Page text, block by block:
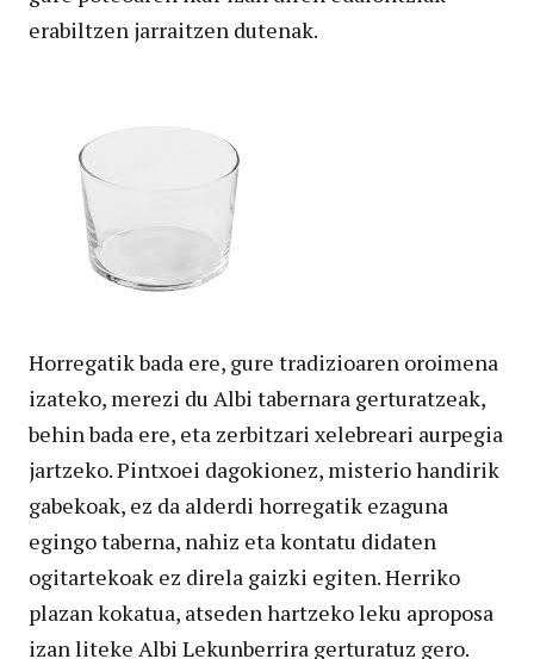
erabiltzen jarraitzen dutenak.
Horregatik bada ere, gure tradizioaren oroimena
izateko, merezi du Albi tabernara gerturatzeak,
behin bada ere, eta zerbitzari xelebreari aurpegia
jartzeko. Pintxoei dagokionez, misterio handirik
gabekoak, ez da alderdi horregatik ezaguna
egingo taberna, nahiz eta kontatu didaten
ogitartekoak ez direla gaizki egiten. Herriko
plazan kokatua, atseden hartzeko leku aproposa
izan liteke Albi Lekunberrira gerturatuz gero.